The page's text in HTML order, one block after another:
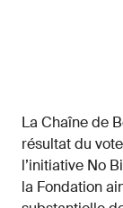
La Chaîne de
résultat du
l’initiative No
la Fondation